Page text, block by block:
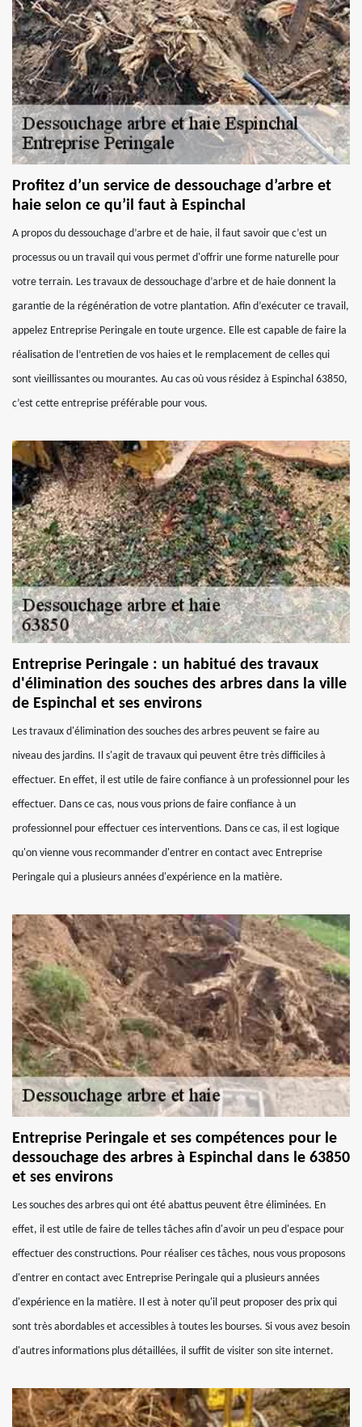
Profitez d’un service de dessouchage d’arbre et
haie selon ce qu’il faut à Espinchal
A propos du dessouchage d’arbre et de haie, il faut savoir que c’est un
processus ou un travail qui vous permet d'offrir une forme naturelle pour
votre terrain. Les travaux de dessouchage d’arbre et de haie donnent la
garantie de la régénération de votre plantation. Afin d’exécuter ce travail,
appelez Entreprise Peringale en toute urgence. Elle est capable de faire la
réalisation de l’entretien de vos haies et le remplacement de celles qui
sont vieillissantes ou mourantes. Au cas où vous résidez à Espinchal 63850,
c’est cette entreprise préférable pour vous.
Entreprise Peringale : un habitué des travaux
d'élimination des souches des arbres dans la ville
de Espinchal et ses environs
Les travaux d'élimination des souches des arbres peuvent se faire au
niveau des jardins. Il s'agit de travaux qui peuvent être très difficiles à
effectuer. En effet, il est utile de faire confiance à un professionnel pour les
effectuer. Dans ce cas, nous vous prions de faire confiance à un
professionnel pour effectuer ces interventions. Dans ce cas, il est logique
qu'on vienne vous recommander d'entrer en contact avec Entreprise
Peringale qui a plusieurs années d'expérience en la matière.
Entreprise Peringale et ses compétences pour le
dessouchage des arbres à Espinchal dans le 63850
et ses environs
Les souches des arbres qui ont été abattus peuvent être éliminées. En
effet, il est utile de faire de telles tâches afin d'avoir un peu d'espace pour
effectuer des constructions. Pour réaliser ces tâches, nous vous proposons
d'entrer en contact avec Entreprise Peringale qui a plusieurs années
d'expérience en la matière. Il est à noter qu'il peut proposer des prix qui
sont très abordables et accessibles à toutes les bourses. Si vous avez besoin
d'autres informations plus détaillées, il suffit de visiter son site internet.